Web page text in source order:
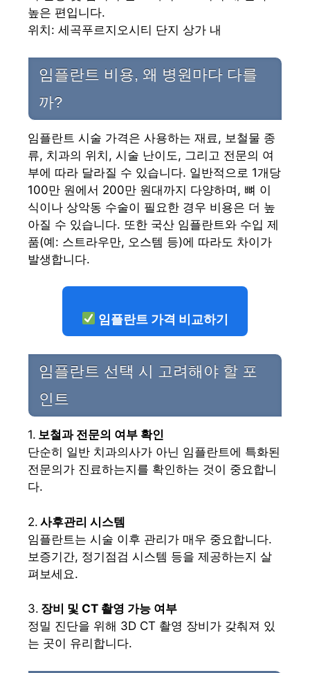
높은 편입니다.
위치: 세곡푸르지오시티 단지 상가 내
임플란트 비용, 왜 병원마다 다를
까?
임플란트 시술 가격은 사용하는 재료, 보철물 종
류, 치과의 위치, 시술 난이도, 그리고 전문의 여
부에 따라 달라질 수 있습니다. 일반적으로 1개당
100만 원에서 200만 원대까지 다양하며, 뼈 이
식이나 상악동 수술이 필요한 경우 비용은 더 높
아질 수 있습니다. 또한 국산 임플란트와 수입 제
품(예: 스트라우만, 오스템 등)에 따라도 차이가
발생합니다.
임플란트 가격 비교하기
임플란트 선택 시 고려해야 할 포
인트
1. 보철과 전문의 여부 확인
단순히 일반 치과의사가 아닌 임플란트에 특화된
전문의가 진료하는지를 확인하는 것이 중요합니
다.
2. 사후관리 시스템
임플란트는 시술 이후 관리가 매우 중요합니다.
보증기간, 정기점검 시스템 등을 제공하는지 살
펴보세요.
3. 장비 및 CT 촬영 가능 여부
정밀 진단을 위해 3D CT 촬영 장비가 갖춰져 있
는 곳이 유리합니다.